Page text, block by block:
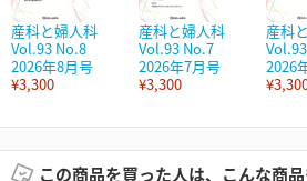
産科と婦人科
Vol.93 No.8
2026年8月号
¥3,300
産科と婦人科
Vol.93 No.7
2026年7月号
¥3,300
産科
2026
この商品を買った人は、こんな商品